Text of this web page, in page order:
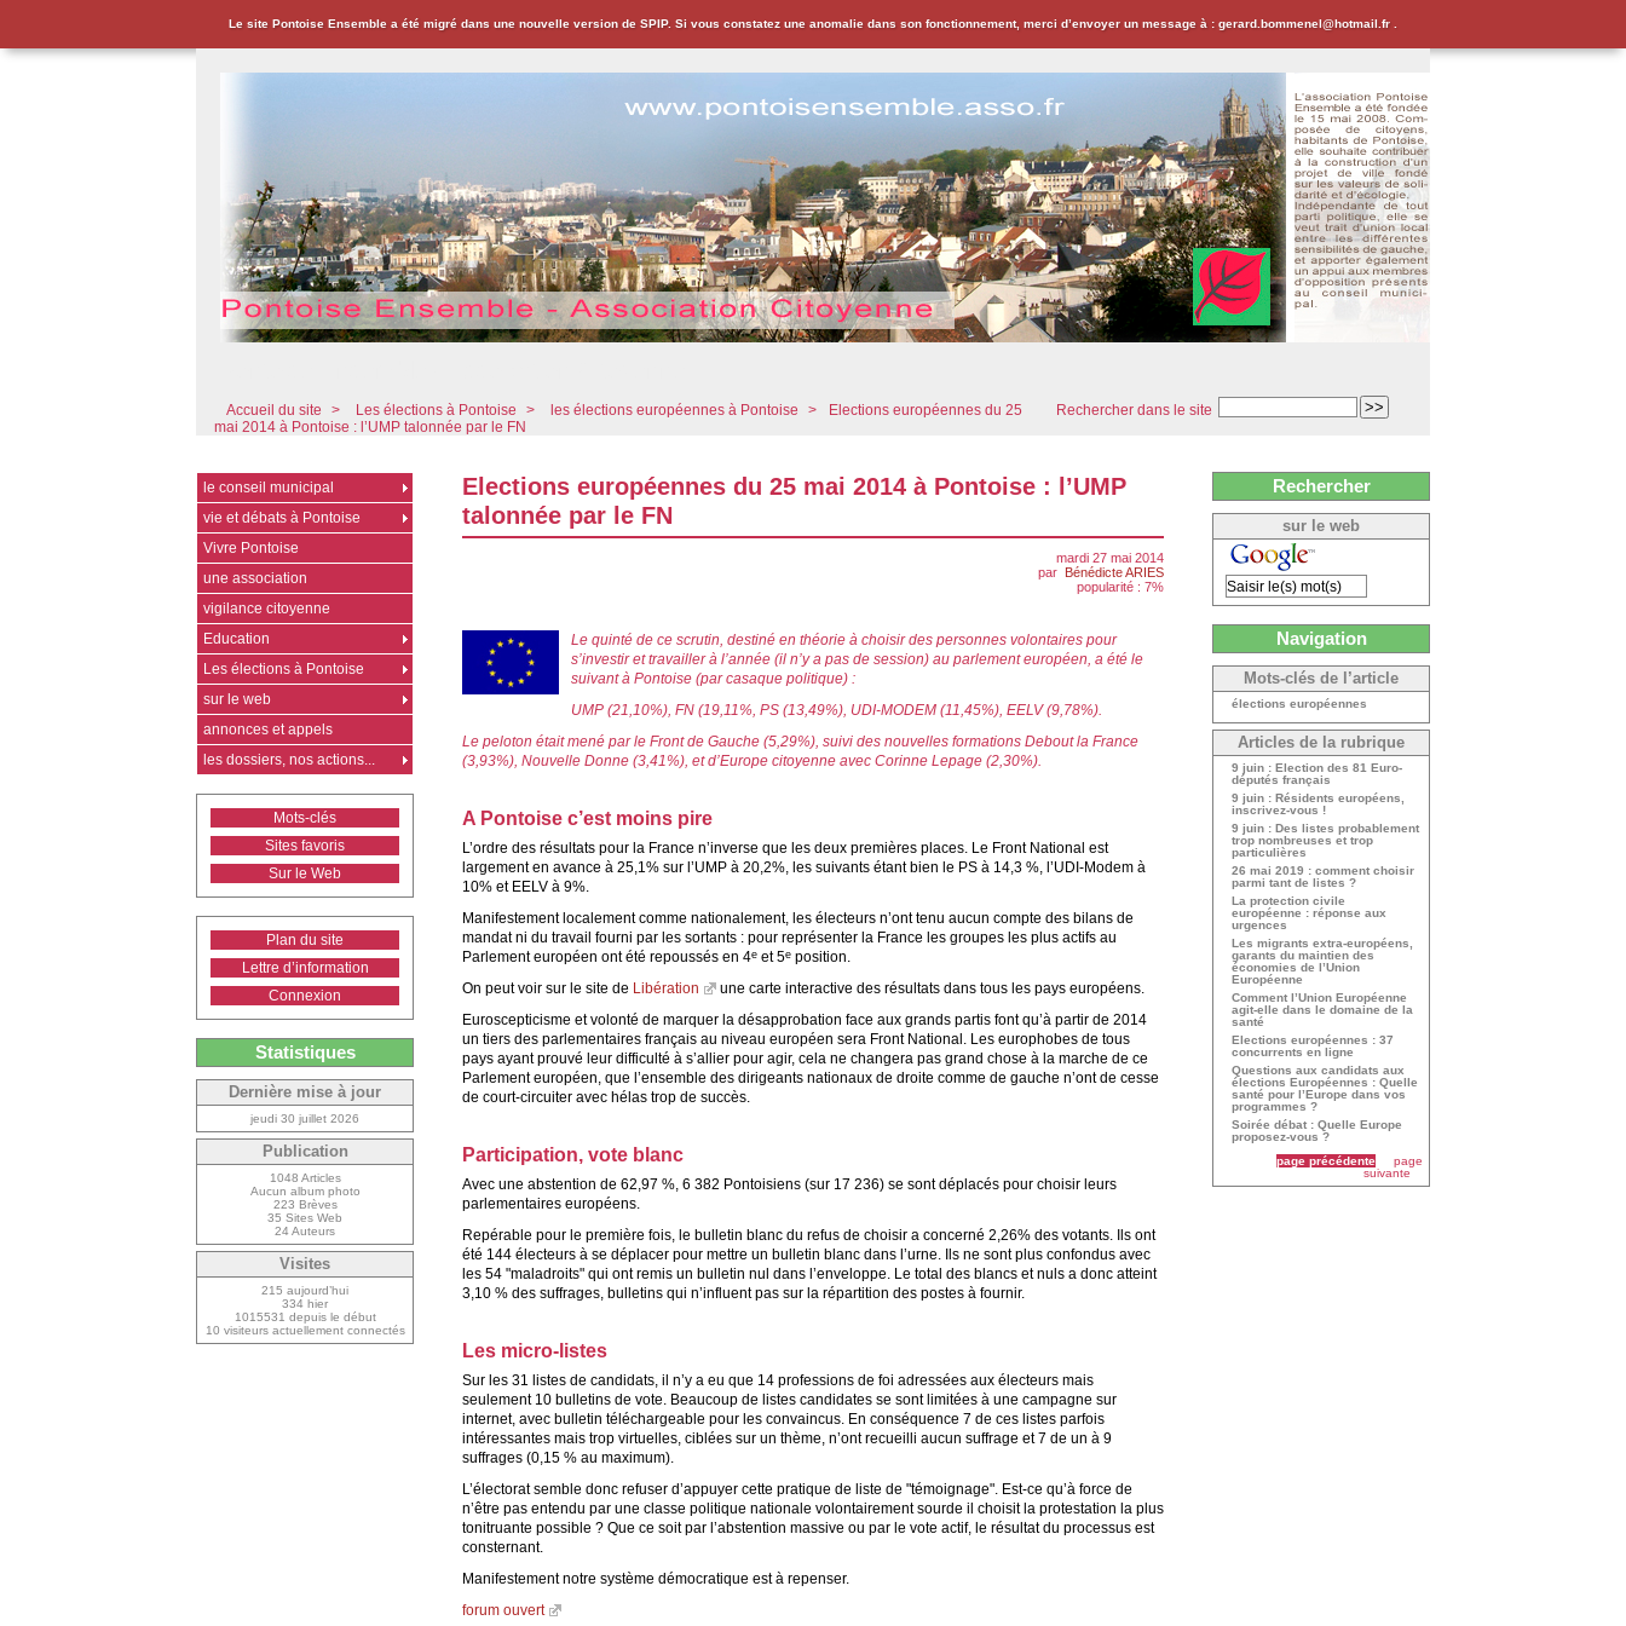
Le site Pontoise Ensemble a été migré dans une nouvelle version de SPIP. Si vous constatez une anomalie dans son fonctionnement, merci d’envoyer un message à : gerard.bommenel@hotmail.fr .
Rechercher dans le site
Accueil du site > Les élections à Pontoise > les élections européennes à Pontoise >
Elections européennes du 25
mai 2014 à Pontoise : l’UMP talonnée par le FN
Elections européennes du 25 mai 2014 à Pontoise : l’UMP
talonnée par le FN
mardi 27 mai 2014
par Bénédicte ARIES
popularité : 7%
Le quinté de ce scrutin, destiné en théorie à choisir des personnes volontaires pour
s’investir et travailler à l’année (il n’y a pas de session) au parlement européen, a été le
suivant à Pontoise (par casaque politique) :
UMP (21,10%), FN (19,11%, PS (13,49%), UDI-MODEM (11,45%), EELV (9,78%).
Le peloton était mené par le Front de Gauche (5,29%), suivi des nouvelles formations Debout la France
(3,93%), Nouvelle Donne (3,41%), et d’Europe citoyenne avec Corinne Lepage (2,30%).
A Pontoise c’est moins pire
L’ordre des résultats pour la France n’inverse que les deux premières places. Le Front National est
largement en avance à 25,1% sur l’UMP à 20,2%, les suivants étant bien le PS à 14,3 %, l’UDI-Modem à
10% et EELV à 9%.
Manifestement localement comme nationalement, les électeurs n’ont tenu aucun compte des bilans de
mandat ni du travail fourni par les sortants : pour représenter la France les groupes les plus actifs au
Parlement européen ont été repoussés en 4e et 5e position.
On peut voir sur le site de Libération
une carte interactive des résultats dans tous les pays européens.
Euroscepticisme et volonté de marquer la désapprobation face aux grands partis font qu’à partir de 2014
un tiers des parlementaires français au niveau européen sera Front National. Les europhobes de tous
pays ayant prouvé leur difficulté à s’allier pour agir, cela ne changera pas grand chose à la marche de ce
Parlement européen, que l’ensemble des dirigeants nationaux de droite comme de gauche n’ont de cesse
de court-circuiter avec hélas trop de succès.
Participation, vote blanc
Avec une abstention de 62,97 %, 6 382 Pontoisiens (sur 17 236) se sont déplacés pour choisir leurs
parlementaires européens.
Repérable pour le première fois, le bulletin blanc du refus de choisir a concerné 2,26% des votants. Ils ont
été 144 électeurs à se déplacer pour mettre un bulletin blanc dans l’urne. Ils ne sont plus confondus avec
les 54 "maladroits" qui ont remis un bulletin nul dans l’enveloppe. Le total des blancs et nuls a donc atteint
3,10 % des suffrages, bulletins qui n’influent pas sur la répartition des postes à fournir.
Les micro-listes
Sur les 31 listes de candidats, il n’y a eu que 14 professions de foi adressées aux électeurs mais
seulement 10 bulletins de vote. Beaucoup de listes candidates se sont limitées à une campagne sur
internet, avec bulletin téléchargeable pour les convaincus. En conséquence 7 de ces listes parfois
intéressantes mais trop virtuelles, ciblées sur un thème, n’ont recueilli aucun suffrage et 7 de un à 9
suffrages (0,15 % au maximum).
L’électorat semble donc refuser d’appuyer cette pratique de liste de "témoignage". Est-ce qu’à force de
n’être pas entendu par une classe politique nationale volontairement sourde il choisit la protestation la plus
tonitruante possible ? Que ce soit par l’abstention massive ou par le vote actif, le résultat du processus est
consternant.
Manifestement notre système démocratique est à repenser.
forum ouvert
le conseil municipal
vie et débats à Pontoise
Vivre Pontoise
une association
vigilance citoyenne
Education
Les élections à Pontoise
sur le web
annonces et appels
les dossiers, nos actions...
Mots-clés
Sites favoris
Sur le Web
Plan du site
Lettre d’information
Connexion
Statistiques
Dernière mise à jour
jeudi 30 juillet 2026
Publication
1048 Articles
Aucun album photo
223 Brèves
35 Sites Web
24 Auteurs
Visites
215 aujourd’hui
334 hier
1015531 depuis le début
10 visiteurs actuellement connectés
Rechercher
sur le web
Navigation
Mots-clés de l’article
élections européennes
Articles de la rubrique
9 juin : Election des 81 Euro-
députés français
9 juin : Résidents européens,
inscrivez-vous !
9 juin : Des listes probablement
trop nombreuses et trop
particulières
26 mai 2019 : comment choisir
parmi tant de listes ?
La protection civile
européenne : réponse aux
urgences
Les migrants extra-européens,
garants du maintien des
économies de l’Union
Européenne
Comment l’Union Européenne
agit-elle dans le domaine de la
santé
Elections européennes : 37
concurrents en ligne
Questions aux candidats aux
élections Européennes : Quelle
santé pour l’Europe dans vos
programmes ?
Soirée débat : Quelle Europe
proposez-vous ?
page précédente
page
suivante